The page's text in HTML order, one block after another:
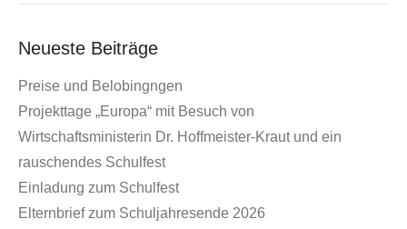
Neueste Beiträge
Preise und Belobingngen
Projekttage „Europa“ mit Besuch von
Wirtschaftsministerin Dr. Hoffmeister-Kraut und ein
rauschendes Schulfest
Einladung zum Schulfest
Elternbrief zum Schuljahresende 2026